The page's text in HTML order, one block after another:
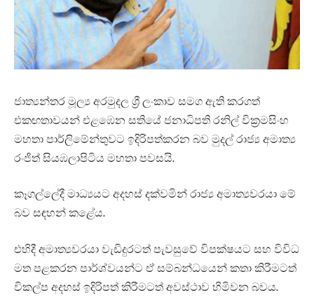
ජාත්‍යන්තර මූල්‍ය අරමුදල ශ්‍රී ලංකාව සමග ඇති කරගත්
එකඟතාවයන් එළඹෙන සතියේ ජනාධිපති රනිල් වික්‍රමසිංහ
මහතා පාර්ලිමේන්තුවට ඉදිරිපත්කරන බව මුදල් රාජ්‍ය අමාත්‍ය
රංජිත් සියඹලාපිටිය මහතා පවසයි.
කෑගල්ලේදී මාධ්‍යයට අදහස් දක්වමින් රාජ්‍ය අමාත්‍යවරයා මේ
බව සඳහන් කළේය.
එහිදී අමාත්‍යවරයා වැඩිදුරටත් පැවසුවේ විපක්ෂයට සහ විවිධ
මත පළකරන පාර්ශ්වයන්ට ඒ සම්බන්ධයෙන් කතා කිරීමටත්
විකල්ප අදහස් ඉදිරිපත් කිරීමටත් අවස්ථාව හිමිවන බවය.